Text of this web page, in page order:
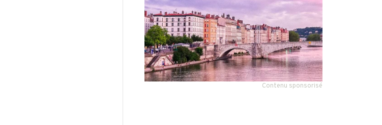
Contenu sponsorisé